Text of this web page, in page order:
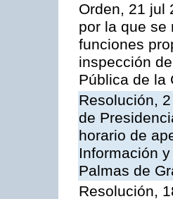
Orden, 21 jul
por la que se
funciones
inspección
Pública de la
Resolución,
de
horario de
Información
Palmas de
Resolución,